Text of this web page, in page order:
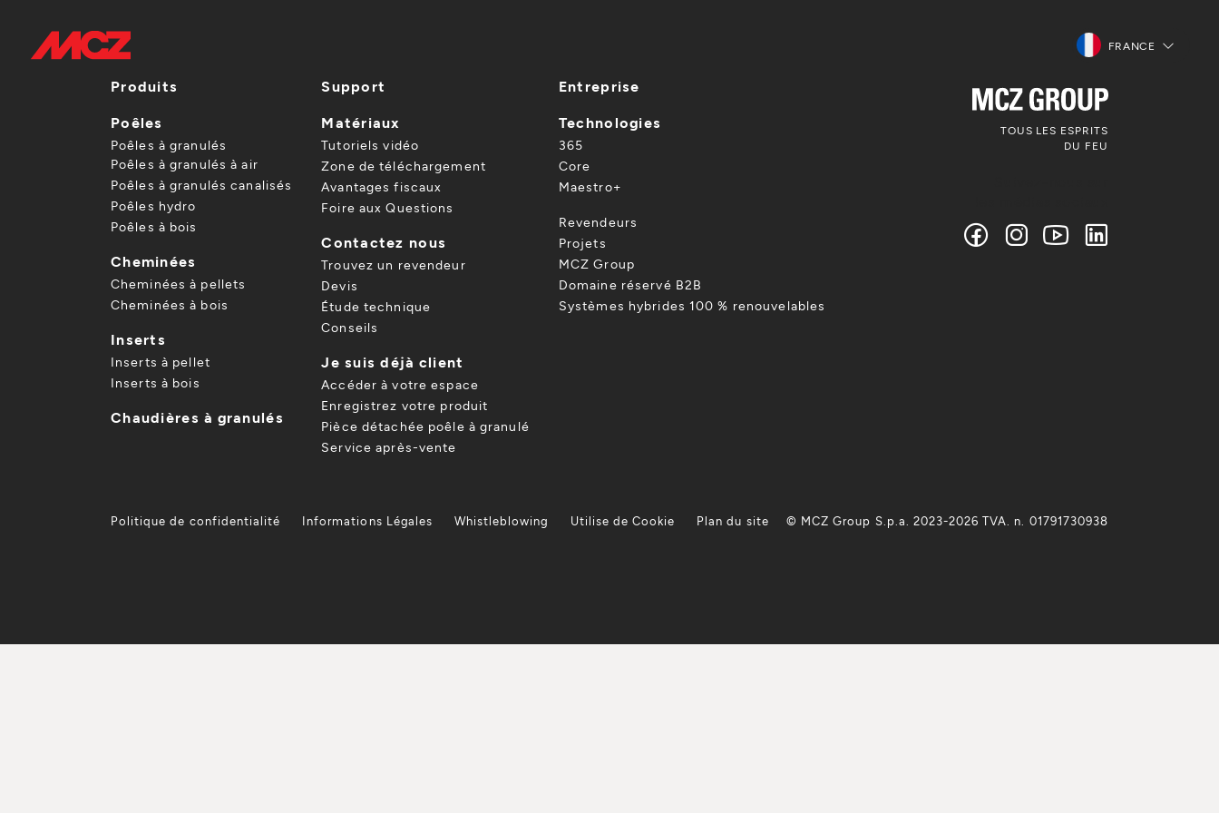
FRANCE
Produits
Poêles
Poêles à granulés
Poêles à granulés à air
Poêles à granulés canalisés
Poêles hydro
Poêles à bois
Cheminées
Cheminées à pellets
Cheminées à bois
Inserts
Inserts à pellet
Inserts à bois
Chaudières à granulés
Support
Matériaux
Tutoriels vidéo
Zone de téléchargement
Avantages fiscaux
Foire aux Questions
Contactez nous
Trouvez un revendeur
Devis
Étude technique
Conseils
Je suis déjà client
Accéder à votre espace
Enregistrez votre produit
Pièce détachée poêle à granulé
Service après-vente
Entreprise
Technologies
365
Core
Maestro+
Revendeurs
Projets
MCZ Group
Domaine réservé B2B
Systèmes hybrides 100 % renouvelables
TOUS LES ESPRITS
DU FEU
Politique de confidentialité Informations Légales Whistleblowing Utilise de Cookie Plan du site © MCZ Group S.p.a. 2023-2026 TVA. n. 01791730938